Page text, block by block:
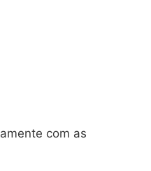
com as